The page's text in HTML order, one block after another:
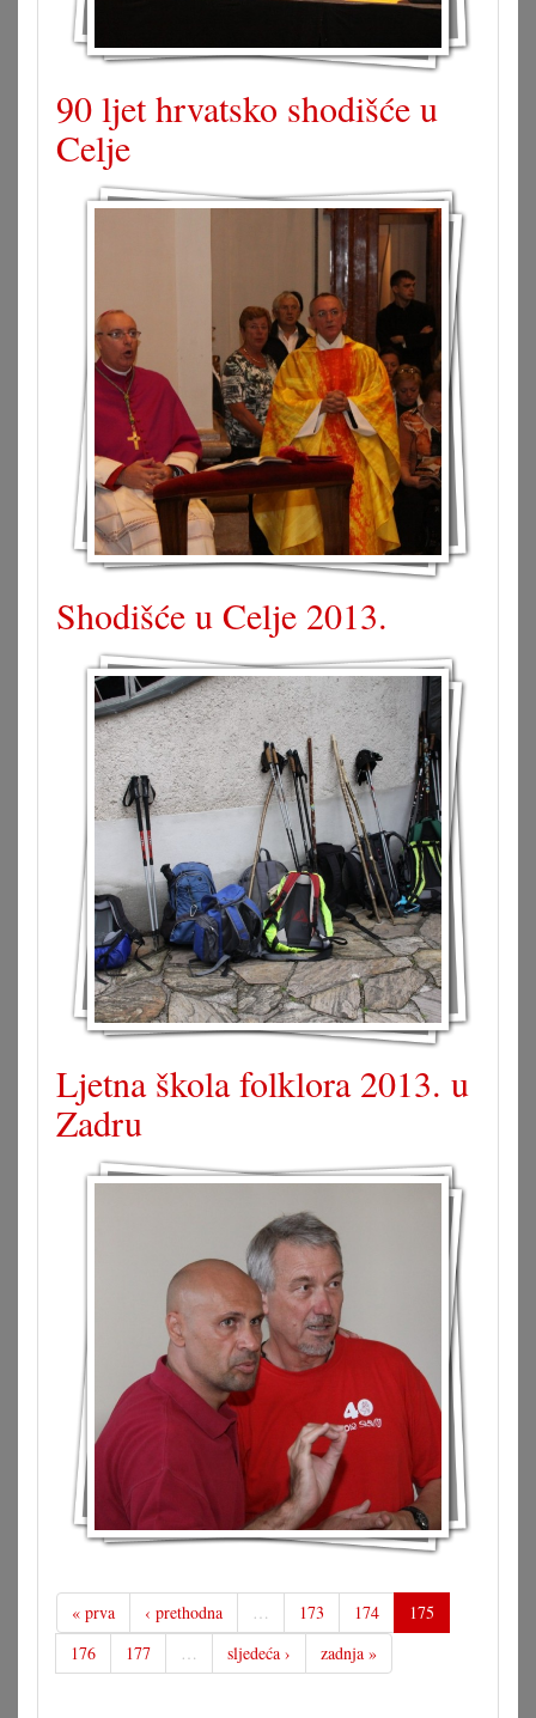
90 ljet hrvatsko shodišće u
Celje
Shodišće u Celje 2013.
Ljetna škola folklora 2013. u
Zadru
« prva ‹ prethodna … 173 174
175
176
177 … sljedeća › zadnja »